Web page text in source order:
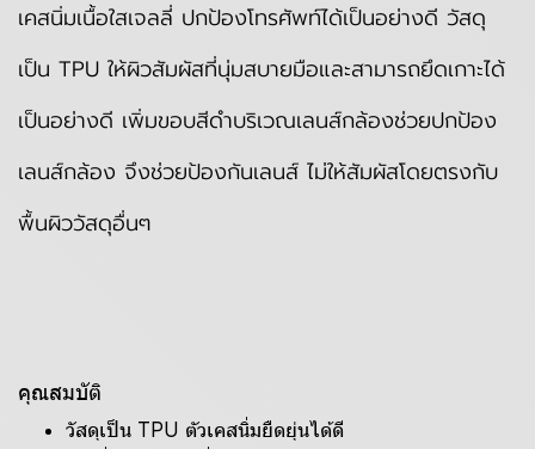
เคสนิ่มเนื้อใสเจลลี่ ปกป้องโทรศัพท์ได้เป็นอย่างดี วัสดุ
เป็น TPU ให้ผิวสัมผัสที่นุ่มสบายมือและสามารถยึดเกาะได้
เป็นอย่างดี เพิ่มขอบสีดำบริเวณเลนส์กล้องช่วยปกป้อง
เลนส์กล้อง จึงช่วยป้องกันเลนส์ ไม่ให้สัมผัสโดยตรงกับ
พื้นผิววัสดุอื่นๆ
คุณสมบัติ
วัสดุเป็น TPU ตัวเคสนิ่มยืดยุ่นได้ดี